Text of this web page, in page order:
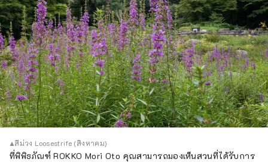
▲สีม่วง Loosestrife (สิงหาคม)
ที่พิพิธภัณฑ์ ROKKO Mori Oto คุณสามารถมองเห็นสวนที่ได้รับการ